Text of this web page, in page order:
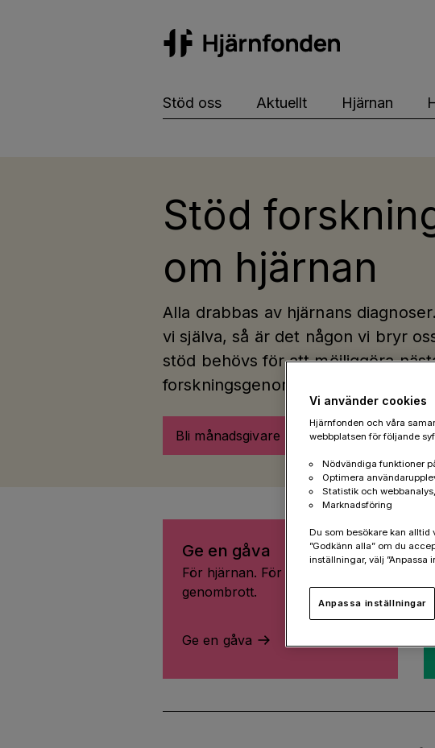
Stöd oss Aktuellt Hjärnan
Stöd
om hjärnan
Alla drabbas av hjärnans
vi själva, så är det någon vi bryr
stöd behövs för att möjliggöra
forskningsgenombrott.
Bli månadsgivare
Ge en gåva
För hjärnan. För livet. För fler
genombrott.
Ge en gåva
Vi använder cookies
Hjärnfonden och våra
webbplatsen för följande
Nödvändiga funktioner
Optimera
Statistik och
Marknadsföring
Du som besökare kan alltid
”Godkänn alla” om du
inställningar, välj ”Anpassa
Anpassa inställningar